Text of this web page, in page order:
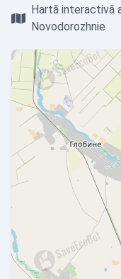
Hartă interactivă
Novodorozhnie